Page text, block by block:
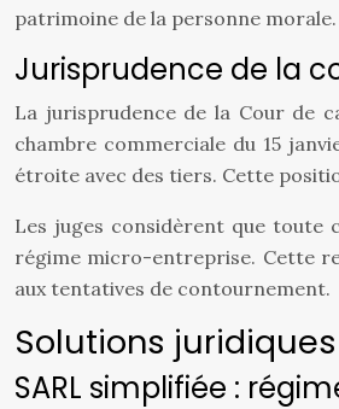
patrimoine de la personne morale.
Jurisprudence de la
La jurisprudence de la Cour de
chambre commerciale du 15
étroite avec des tiers. Cette
Les juges considèrent que toute
régime micro-entreprise. Cette
aux tentatives de contournement.
Solutions
SARL simplifiée :